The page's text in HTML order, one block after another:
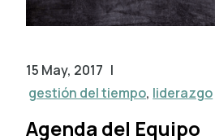
15 May, 2017 |
gestión del tiempo, liderazgo
Agenda del Equipo